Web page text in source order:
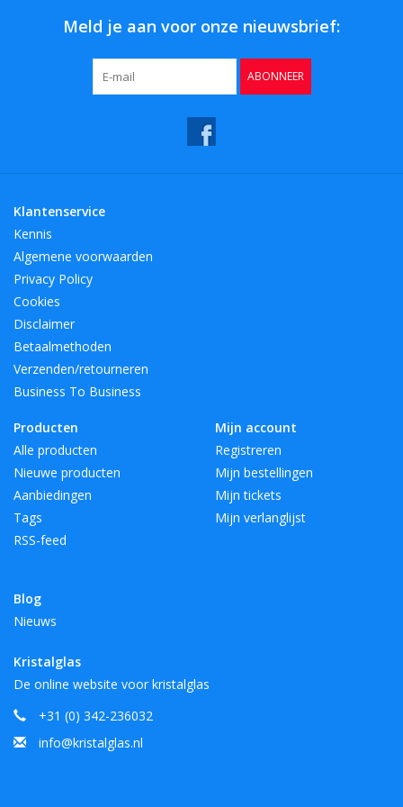
BreedteMM:160
DiameterMM:160
HoogteMM:215
Meld je aan voor onze nieuwsbrief:
ABONNEER
Klantenservice
Kennis
Algemene voorwaarden
Privacy Policy
Cookies
Disclaimer
Betaalmethoden
Verzenden/retourneren
Business To Business
Producten
Alle producten
Nieuwe producten
Aanbiedingen
Tags
RSS-feed
Blog
Nieuws
Mijn account
Registreren
Mijn bestellingen
Mijn tickets
Mijn verlanglijst
Kristalglas
De online website voor kristalglas
+31 (0) 342-236032
info@kristalglas.nl